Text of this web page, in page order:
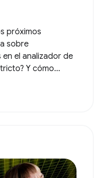
próximos
sobre
el analizador de
Y cómo...